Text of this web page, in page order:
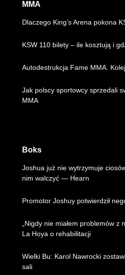
MMA
Dlaczego King’s Arena pokona
KSW 110 bilety – ile kosztują i
Autodestrukcja Fame MMA.
Jak polscy sportowcy sprzedali
MMA
Boks
Joshua już nie wytrzymuje
nim walczyć — Hearn
Promotor Joshuy potwierdził
„Nigdy nie miałem problemów z
La Hoya o rehabilitacji
Wielki Bu: Karol Nawrocki
sali